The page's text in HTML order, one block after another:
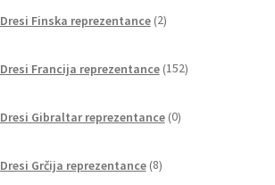
Dresi Finska reprezentance 2izdelka
Dresi Francija reprezentance 152izdelkov
Dresi Gibraltar reprezentance 0izdelkov
Dresi Grčija reprezentance 8izdelkov